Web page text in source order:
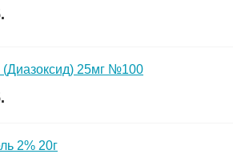
(Диазоксид) 25мг №100
2% 20г